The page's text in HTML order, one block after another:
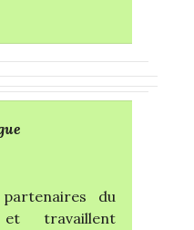
du
travaillent